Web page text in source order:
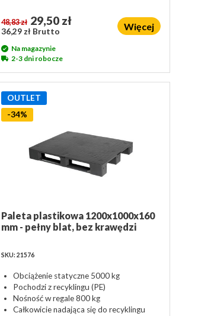
48,83 zł 29,50 zł
36,29 zł Brutto Więcej
Na magazynie
2-3 dni robocze
OUTLET
-34%
Paleta plastikowa 1200x1000x160
mm - pełny blat, bez krawędzi
SKU: 21576
Obciążenie statyczne 5000 kg
Pochodzi z recyklingu (PE)
Nośność w regale 800 kg
Całkowicie nadająca się do recyklingu